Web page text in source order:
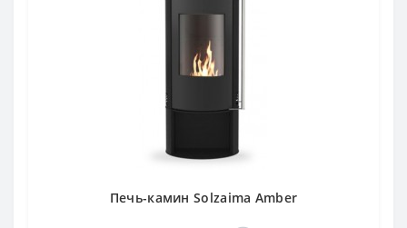
Печь-камин Solzaima Amber